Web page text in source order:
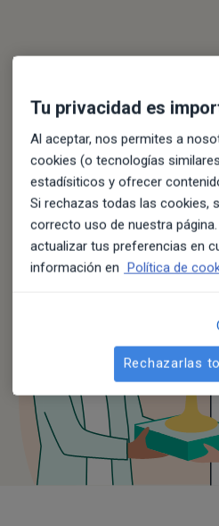
Tu privacidad es
Al aceptar, nos permites a
cookies (o tecnologías
estadísiticos y ofrecer
Si rechazas todas las cookies,
correcto uso de nuestra
actualizar tus preferencias en
información en Política de
Rechazarlas